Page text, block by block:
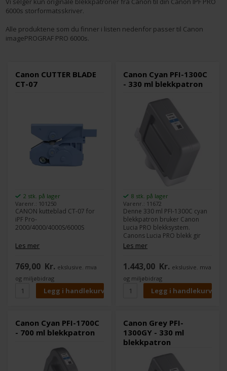
6000s storformatsskriver.
Alle produktene som du finner i listen nedenfor passer til Canon
imagePROGRAF PRO 6000s.
Canon CUTTER BLADE
CT-07
2 stk. på lager
Varenr.: 101250
CANON kutteblad CT-07 for
iPF Pro-
2000/4000/4000S/6000S
Les mer
769,00 Kr. ekslusive. mva
og miljøbidrag
Canon Cyan PFI-1300C
- 330 ml blekkpatron
8 stk. på lager
Varenr.: 11672
Denne 330 ml PFI-1300C cyan
blekkpatron bruker Canon
Lucia PRO blekksystem.
Canons Lucia PRO blekk gir
god densitet i fargene og et
stort fargespekter.
Innhold:330 ml
Type:Canon Lucia PRO
Farge:Cyan
Kompatible med følgende
2000
Canon imagePROGRAF PRO
4000
Canon imagePROGRAF PRO
Canon imagePROGRAF PRO
Les mer
1.443,00 Kr. ekslusive. mva
og miljøbidrag
Canon Cyan PFI-1700C
- 700 ml blekkpatron
Canon Grey PFI-
1300GY - 330 ml
blekkpatron